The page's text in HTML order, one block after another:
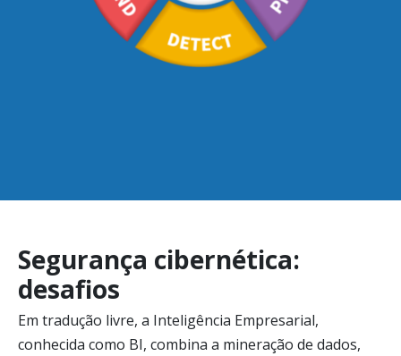
Segurança cibernética:
desafios
Em tradução livre, a Inteligência Empresarial,
conhecida como BI, combina a mineração de dados,